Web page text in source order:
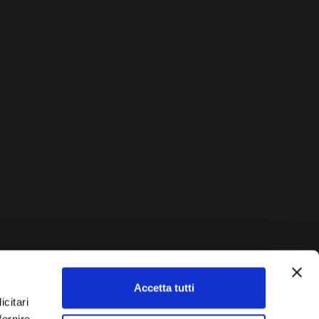
Accetta tutti